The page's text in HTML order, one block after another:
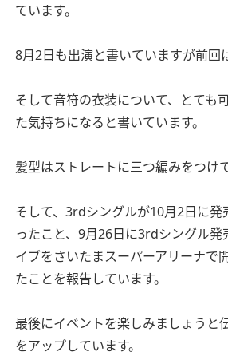
ています。
8月2日も出演と書いていますが前回
そして音符の衣装について、とても
た気持ちになると書いています。
髪型はストレートに三つ編みをつけ
そして、3rdシングルが10月2日に発
ったこと、9月26日に3rdシングル発
イブをさいたまスーパーアリーナで
たことを報告しています。
最後にイベントを楽しみましょうと
をアップしています。